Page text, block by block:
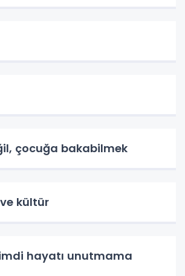
çocuğa bakabilmek
kültür
hayatı unutmama